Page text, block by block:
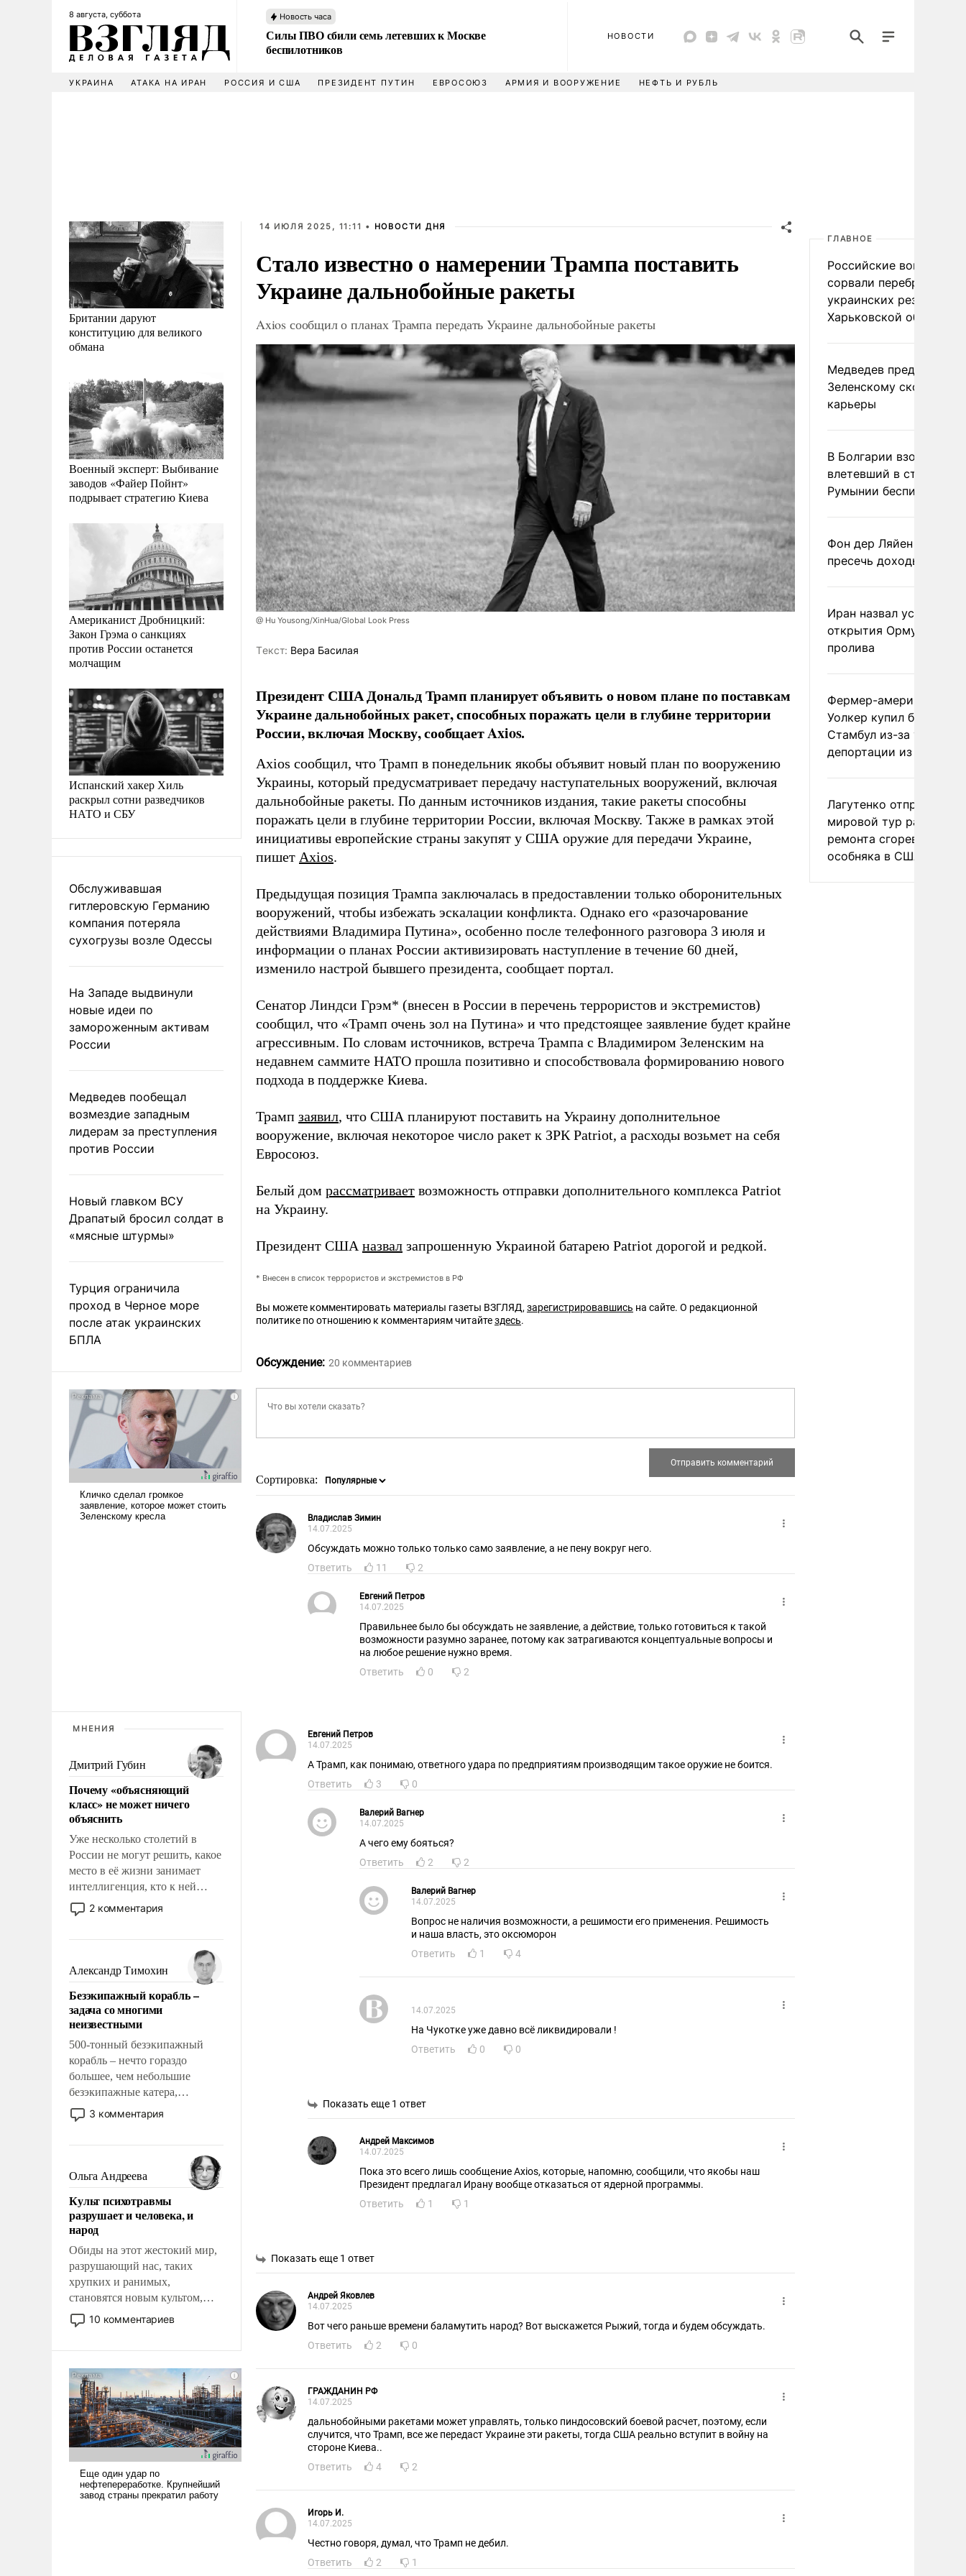
8 августа, суббота Новость часа
Силы ПВО сбили семь летевших к Москве
беспилотников
НОВОСТИ
УКРАИНА АТАКА НА ИРАН РОССИЯ И США ПРЕЗИДЕНТ ПУТИН ЕВРОСОЮЗ АРМИЯ И ВООРУЖЕНИЕ НЕФТЬ И РУБЛЬ
Британии даруют
конституцию для великого
обмана
Военный эксперт: Выбивание
заводов «Файер Пойнт»
подрывает стратегию Киева
Американист Дробницкий:
Закон Грэма о санкциях
против России останется
молчащим
Испанский хакер Хиль
раскрыл сотни разведчиков
НАТО и СБУ
Обслуживавшая
гитлеровскую Германию
компания потеряла
сухогрузы возле Одессы
На Западе выдвинули
новые идеи по
замороженным активам
России
Медведев пообещал
возмездие западным
лидерам за преступления
против России
Новый главком ВСУ
Драпатый бросил солдат в
«мясные штурмы»
Турция ограничила
проход в Черное море
после атак украинских
БПЛА
МНЕНИЯ
Дмитрий Губин
Почему «объясняющий
класс» не может ничего
объяснить
Уже несколько столетий в
России не могут решить, какое
место в её жизни занимает
интеллигенция, кто к ней
принадлежит, а кого из неё
исключили с правом
чем она отличается от просто
образованных людей. Иногда
казалось, что эти вопросы
решены раз и навсегда, но –
нет, не решены.
2 комментария
Александр Тимохин
Безэкипажный корабль –
задача со многими
неизвестными
500-тонный безэкипажный
корабль – нечто гораздо
большее, чем небольшие
безэкипажные катера,
применение которых уже
стало обыденностью. Задача по
сложна и амбициозна. Однако
и ее реализация радикально
поднимет наши боевые
возможности.
3 комментария
Ольга Андреева
Культ психотравмы
разрушает и человека, и
народ
Обиды на этот жестокий мир,
разрушающий нас, таких
хрупких и ранимых,
становятся новым культом,
постепенно вытесняя и
отменяя традиционное
ударами судьбы, брать на себя
ответственность, помогать
слабым, идти вперед и
адаптироваться.
10 комментариев
14 ИЮЛЯ 2025, 11:11 • НОВОСТИ ДНЯ
Стало известно о намерении Трампа поставить
Украине дальнобойные ракеты
Axios сообщил о планах Трампа передать Украине дальнобойные ракеты
@ Hu Yousong/XinHua/Global Look Press
Tекст: Вера Басилая
Президент США Дональд Трамп планирует объявить о новом плане по поставкам
Украине дальнобойных ракет, способных поражать цели в глубине территории
России, включая Москву, сообщает Axios.
Axios сообщил, что Трамп в понедельник якобы объявит новый план по вооружению
Украины, который предусматривает передачу наступательных вооружений, включая
дальнобойные ракеты. По данным источников издания, такие ракеты способны
поражать цели в глубине территории России, включая Москву. Также в рамках этой
инициативы европейские страны закупят у США оружие для передачи Украине,
пишет Axios.
Предыдущая позиция Трампа заключалась в предоставлении только оборонительных
вооружений, чтобы избежать эскалации конфликта. Однако его «разочарование
действиями Владимира Путина», особенно после телефонного разговора 3 июля и
информации о планах России активизировать наступление в течение 60 дней,
изменило настрой бывшего президента, сообщает портал.
Сенатор Линдси Грэм* (внесен в России в перечень террористов и экстремистов)
сообщил, что «Трамп очень зол на Путина» и что предстоящее заявление будет крайне
агрессивным. По словам источников, встреча Трампа с Владимиром Зеленским на
недавнем саммите НАТО прошла позитивно и способствовала формированию нового
подхода в поддержке Киева.
Трамп заявил, что США планируют поставить на Украину дополнительное
вооружение, включая некоторое число ракет к ЗРК Patriot, а расходы возьмет на себя
Евросоюз.
Белый дом рассматривает возможность отправки дополнительного комплекса Patriot
на Украину.
Президент СШАназвал запрошенную Украиной батарею Patriot дорогой и редкой.
* Внесен в список террористов и экстремистов в РФ
Вы можете комментировать материалы газеты ВЗГЛЯД,зарегистрировавшись на сайте. О редакционной
политике по отношению к комментариям читайтездесь.
Обсуждение: 20 комментариев
Сортировка:
Владислав Зимин
14.07.2025
Обсуждать можно только только само заявление, а не пену вокруг него.
Ответить
11 2
Евгений Петров
14.07.2025
Правильнее было бы обсуждать не заявление, а действие, только готовиться к такой
возможности разумно заранее, потому как затрагиваются концептуальные вопросы и
на любое решение нужно время.
Ответить
0 2
Евгений Петров
14.07.2025
А Трамп, как понимаю, ответного удара по предприятиям производящим такое оружие не боится.
Ответить
3 0
Валерий Вагнер
14.07.2025
А чего ему бояться?
Ответить
2 2
Валерий Вагнер
14.07.2025
Вопрос не наличия возможности, а решимости его применения. Решимость
и наша власть, это оксюморон
Ответить
1 4
14.07.2025
На Чукотке уже давно всё ликвидировали !
Ответить
0 0
Показать еще 1 ответ
Андрей Максимов
14.07.2025
Пока это всего лишь сообщение Axios, которые, напомню, сообщили, что якобы наш
Президент предлагал Ирану вообще отказаться от ядерной программы.
Ответить
1 1
Показать еще 1 ответ
Андрей Яковлев
14.07.2025
Вот чего раньше времени баламутить народ? Вот выскажется Рыжий, тогда и будем обсуждать.
Ответить
2 0
ГРАЖДАНИН РФ
14.07.2025
дальнобойными ракетами может управлять, только пиндосовский боевой расчет, поэтому, если
случится, что Трамп, все же передаст Украине эти ракеты, тогда США реально вступит в войну на
стороне Киева..
Ответить
4 2
Игорь И.
14.07.2025
Честно говоря, думал, что Трамп не дебил.
Ответить
2 1
ГЛАВНОЕ
Российские войска
сорвали переброску
украинских резервов в
Харьковской области
Медведев предрек
Зеленскому скорый
карьеры
В Болгарии взорвался
влетевший в страну из
Румынии беспилотник
Фон дер Ляйен
пресечь доходы России
Иран назвал условие
открытия Ормузского
пролива
Фермер-американец
Уолкер купил билет в
Стамбул из-за угрозы
депортации из России
Лагутенко отправился в
мировой тур ради
ремонта сгоревшего
особняка в США